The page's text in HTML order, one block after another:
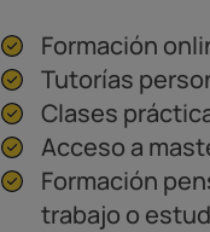
Formación
Tutorías
Clases
Acceso a
Formación
trabajo o